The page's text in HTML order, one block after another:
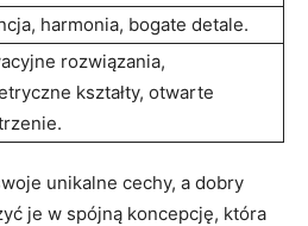
harmonia, bogate detale.
rozwiązania,
kształty, otwarte
unikalne cechy, a dobry
je w spójną koncepcję, która⁤